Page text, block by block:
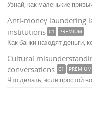
Узнай, как маленькие
Anti-money laundering
institutions C1 PREMIUM
Как банки находят деньги,
Cultural
conversations C1 PREMIUM
Что делать, если простой